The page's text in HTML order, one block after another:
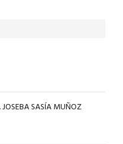
JOSEBA SASÍA MUÑOZ